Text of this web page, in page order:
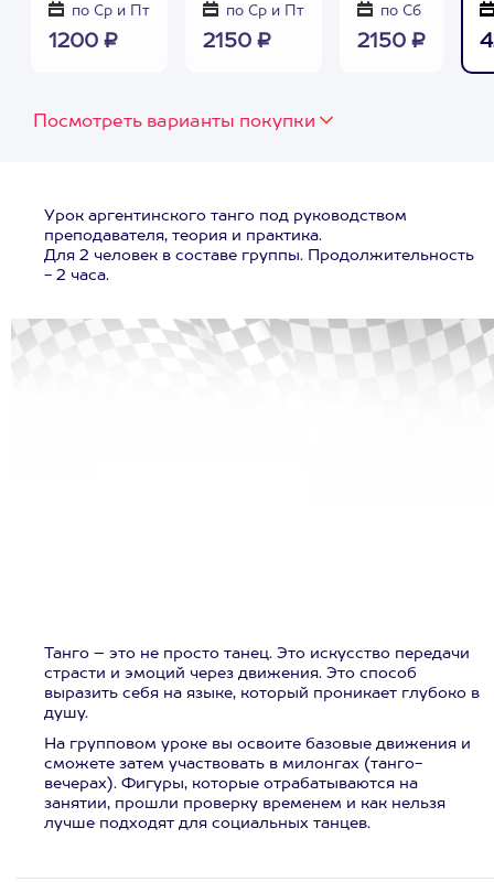
по Ср и Пт
1200 ₽
по Ср и Пт
2150 ₽
по Сб
2150 ₽
Посмотреть варианты покупки
Урок аргентинского танго под руководством
преподавателя, теория и практика.
Для 2 человек в составе группы. Продолжительность
- 2 часа.
Танго – это не просто танец. Это искусство передачи
страсти и эмоций через движения. Это способ
выразить себя на языке, который проникает глубоко в
душу.
На групповом уроке вы освоите базовые движения и
сможете затем участвовать в милонгах (танго-
вечерах). Фигуры, которые отрабатываются на
занятии, прошли проверку временем и как нельзя
лучше подходят для социальных танцев.